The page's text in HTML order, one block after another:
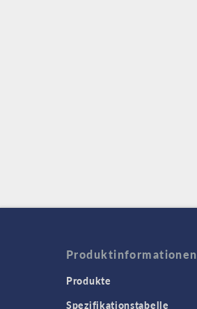
Produktinformationen
Produkte
Spezifikationstabelle